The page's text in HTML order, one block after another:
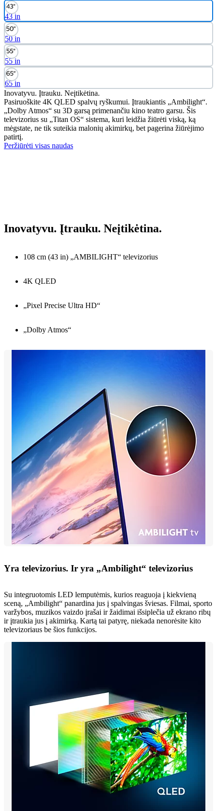
43 in
50 in
55 in
65 in
Inovatyvu. Įtrauku. Neįtikėtina.
Pasiruoškite 4K QLED spalvų ryškumui. Įtraukiantis „Ambilight“.
„Dolby Atmos“ su 3D garsą primenančiu kino teatro garsu. Šis
televizorius su „Titan OS“ sistema, kuri leidžia žiūrėti viską, ką
mėgstate, ne tik suteikia malonių akimirkų, bet pagerina žiūrėjimo
patirtį.
Peržiūrėti visas naudas
Inovatyvu. Įtrauku. Neįtikėtina.
108 cm (43 in) „AMBILIGHT“ televizorius
4K QLED
„Pixel Precise Ultra HD“
„Dolby Atmos“
Yra televizorius. Ir yra „Ambilight“ televizorius
Su integruotomis LED lemputėmis, kurios reaguoja į kiekvieną
sceną, „Ambilight“ panardina jus į spalvingas šviesas. Filmai, sporto
varžybos, muzikos vaizdo įrašai ir žaidimai išsiplečia už ekrano ribų
ir įtraukia jus į akimirką. Kartą tai patyrę, niekada nenorėsite kito
televizoriaus be šios funkcijos.